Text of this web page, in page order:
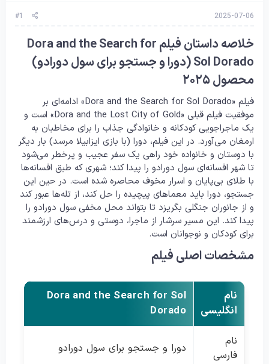
2025-07-06
#1
خلاصه داستان فیلم Dora and the Search for
Sol Dorado (دورا و جستجو برای سول دورادو)
محصول ۲۰۲۵
فیلم «Dora and the Search for Sol Dorado» ادامه‌ای بر
موفقیت فیلم قبلی «Dora and the Lost City of Gold» است و
یک ماجراجویی کودکانه و خانوادگی جذاب را برای مخاطبان به
ارمغان می‌آورد. در این فیلم، دورا (با بازی ایزابیلا مرسد) بار دیگر
با دوستان و خانواده خود راهی یک سفر عجیب و پرخطر می‌شود
تا شهر افسانه‌ای سول دورادو را پیدا کند؛ شهری که طبق افسانه‌ها
با طلای بی‌پایان و اسرار مخوف محاصره شده است. در حین این
جستجو، دورا باید معماهای پیچیده را حل کند، از تله‌ها عبور کند
و از جانوران جنگلی بگریزد تا بتواند محل مخفی سول دورادو را
پیدا کند. این مسیر سرشار از ماجرا، دوستی و درس‌های ارزشمند
برای کودکان و نوجوانان است.
مشخصات اصلی فیلم
نام
انگلیسی
Dora and the Search for Sol
Dorado
نام
فارسی
دورا و جستجو برای سول دورادو